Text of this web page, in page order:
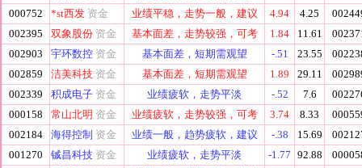
000752
*st西发 资金 业绩平稳，走势一般，建议 4.94 4.25
002395
双象股份 资金 基本面差，走势较强，可考 1.84 11.61
002903
宇环数控 资金 基本面差，短期需观望 -.51 23.55
002859
洁美科技 资金 基本面差，短期需观望 1.89 29.11
002339
积成电子 资金 业绩疲软，走势平淡 -.52 7.6
000158
常山北明 资金 业绩疲软，走势较强，可考 3.74 8.33
002184
海得控制 资金 业绩一般，趋势疲软，建议 -.38 15.69
001270
铖昌科技 资金 业绩疲软，走势平淡 -1.77 92.88